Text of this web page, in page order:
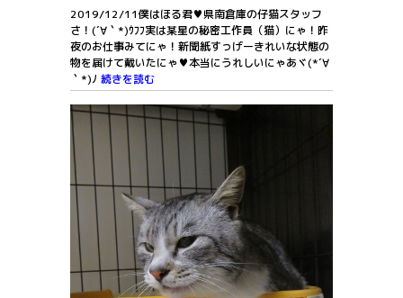
2019/12/11僕はほる君♥県南倉庫の仔猫スタッフ
さ！(´∀｀*)ｳﾌﾌ実は某星の秘密工作員（猫）にゃ！昨
夜のお仕事みてにゃ！新聞紙すっげーきれいな状態の
物を届けて戴いたにゃ♥本当にうれしいにゃあヾ(*´∀
｀*)ﾉ 続きを読む